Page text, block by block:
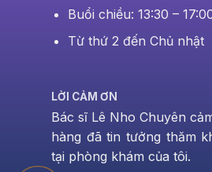
Buổi chiều: 13:30 –
Từ thứ 2 đến Chủ nhật
LỜI CẢM ƠN
Bác sĩ Lê Nho Chuyên
hàng đã tin tưởng thăm
tại phòng khám của tôi.